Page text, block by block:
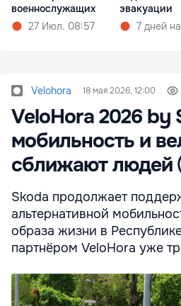
военнослужащих
27 Июл. 08:57
эвакуации
7 дней
Velohora 18 мая 2026, 12:00
VeloHora 2026 by
мобильность и
сближают
Skoda продолжает
альтернативной
образа жизни в
партнёром VeloHora уже